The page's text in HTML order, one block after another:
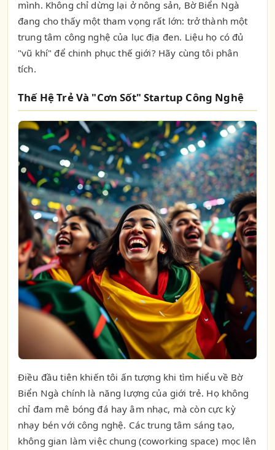
mình. Không chỉ dừng lại ở nông sản, Bờ Biển Ngà
đang cho thấy một tham vọng rất lớn: trở thành một
trung tâm công nghệ của lục địa đen. Liệu họ có đủ
"vũ khí" để chinh phục thế giới? Hãy cùng tôi phân
tích.
Thế Hệ Trẻ Và "Cơn Sốt" Startup Công Nghệ
Điều đầu tiên khiến tôi ấn tượng khi tìm hiểu về Bờ
Biển Ngà chính là năng lượng của giới trẻ. Họ không
chỉ đam mê bóng đá hay âm nhạc, mà còn cực kỳ
nhạy bén với công nghệ. Các trung tâm sáng tạo,
không gian làm việc chung (coworking space) mọc lên